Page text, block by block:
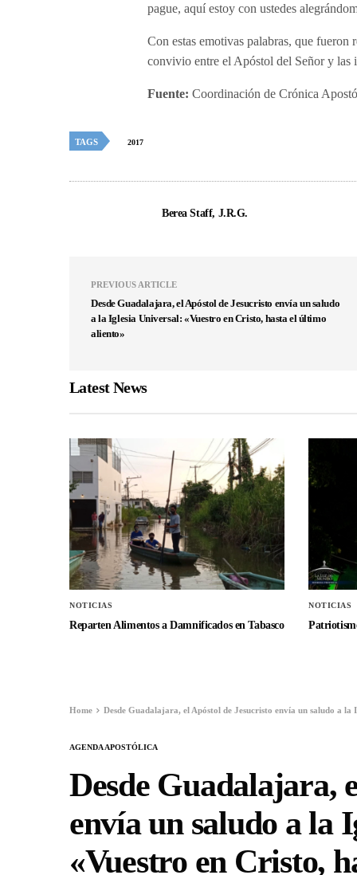
pague, aquí estoy con ustedes
Con estas emotivas palabras, que
convivio entre el Apóstol del Señor y las
Fuente: Coordinación de Crónica
TAGS 2017
Berea Staff, J.R.G.
PREVIOUS ARTICLE
Desde Guadalajara, el Apóstol de Jesucristo envía un saludo
a la Iglesia Universal: «Vuestro en Cristo, hasta el último
aliento»
Latest News
NOTICIAS
Reparten Alimentos a Damnificados en Tabasco
NOTICIAS
Home Desde Guadalajara, el Apóstol de Jesucristo envía un saludo a
AGENDA APOSTÓLICA
Desde Guadalajara,
envía un saludo a la
«Vuestro en Cristo,